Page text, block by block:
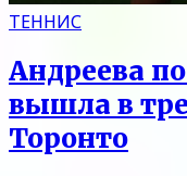
ТЕННИС
Андреева
вышла в
Торонто